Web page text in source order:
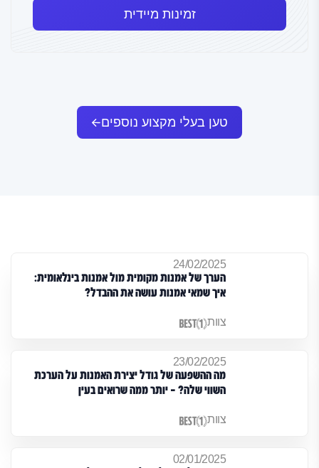
זמינות מיידית
טען בעלי מקצוע נוספים
24/02/2025
הערך של אמנות מקומית מול אמנות בינלאומית:
איך שמאי אמנות עושה את ההבדל?
צוות
23/02/2025
מה ההשפעה של גודל יצירת האמנות על הערכת
השווי שלה? – יותר ממה שרואים בעין
צוות
02/01/2025